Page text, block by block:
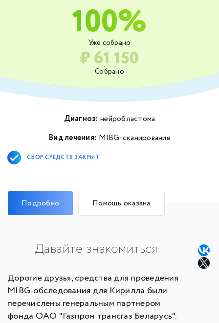
Собрано
₽ 61 150
Уже собрано
100%
Диагноз: нейробластома
Вид лечения: MIBG-сканирование
СБОР СРЕДСТВ ЗАКРЫТ
Подробно Помощь оказана
Давайте знакомиться
Дорогие друзья, средства для проведения
MIBG-обследования для Кирилла были
перечислены генеральным партнером
фонда ОАО "Газпром трансгаз Беларусь".